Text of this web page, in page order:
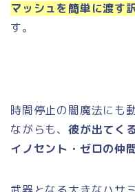
マッシュを簡単に渡す
す。
時間停止の闇魔法にも
ながらも、 彼が出てく
イノセント・ゼロの仲